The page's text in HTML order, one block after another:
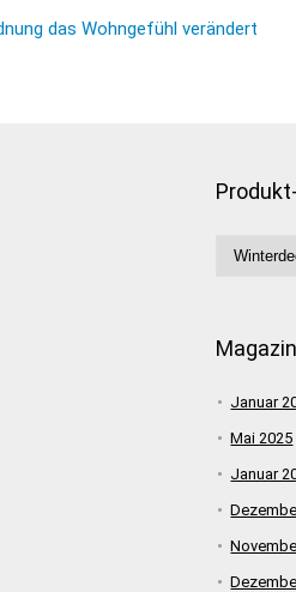
das Wohngefühl verändert
Januar
Mai 2025
Januar